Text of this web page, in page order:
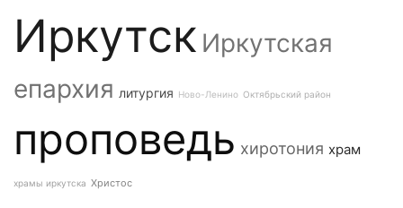
Иркутск Иркутская
епархия литургия Ново-Ленино Октябрьский район
проповедь хиротония храм
храмы иркутска Христос